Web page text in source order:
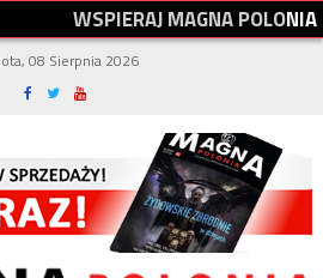
WSPIERAJMAGNAPOLONIA
08 Sierpnia 2026